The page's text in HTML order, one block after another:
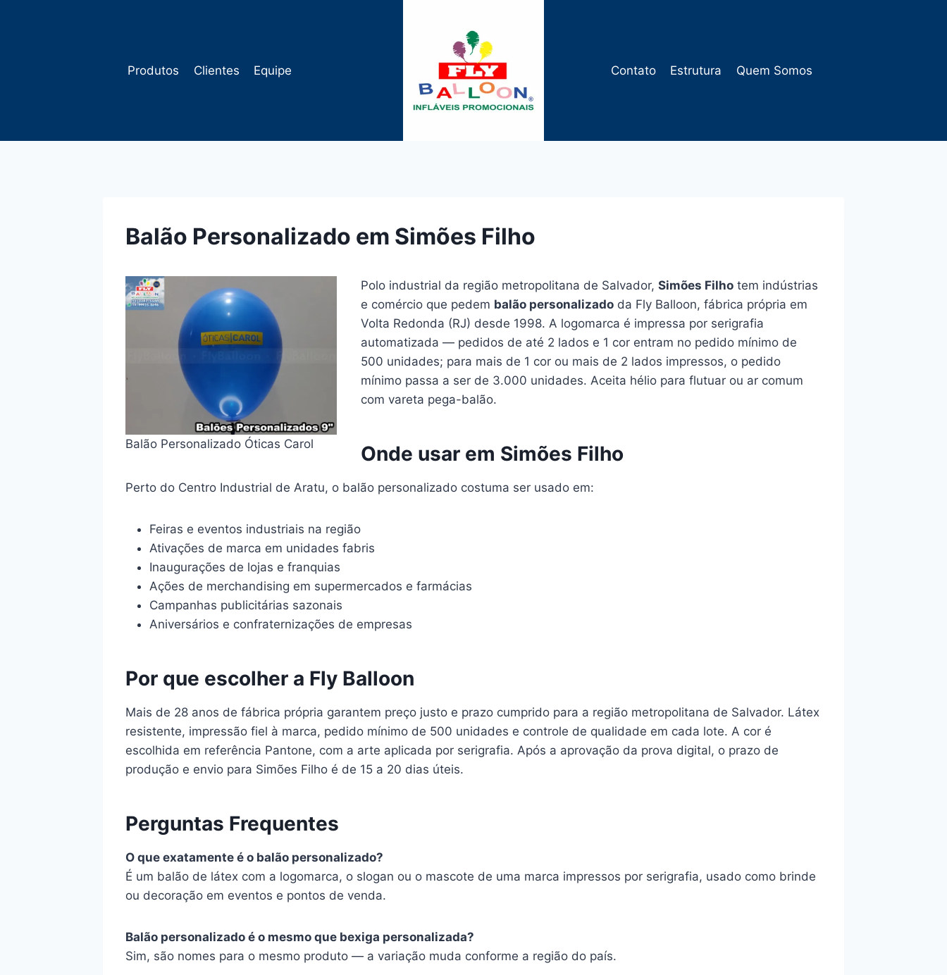
Produtos Clientes Equipe Contato Estrutura Quem Somos
Balão Personalizado em Simões Filho
Balão Personalizado Óticas Carol
Polo industrial da região metropolitana de Salvador, Simões Filhotem indústrias
e comércio que pedem balão personalizadoda Fly Balloon, fábrica própria em
Volta Redonda (RJ) desde 1998. A logomarca é impressa por serigrafia
automatizada — pedidos de até 2 lados e 1 cor entram no pedido mínimo de
500 unidades; para mais de 1 cor ou mais de 2 lados impressos, o pedido
mínimo passa a ser de 3.000 unidades. Aceita hélio para flutuar ou ar comum
com vareta pega-balão.
Onde usar em Simões Filho
Perto do Centro Industrial de Aratu, o balão personalizado costuma ser usado em:
Feiras e eventos industriais na região
Ativações de marca em unidades fabris
Inaugurações de lojas e franquias
Ações de merchandising em supermercados e farmácias
Campanhas publicitárias sazonais
Aniversários e confraternizações de empresas
Por que escolher a Fly Balloon
Mais de 28 anos de fábrica própria garantem preço justo e prazo cumprido para a região metropolitana de Salvador. Látex
resistente, impressão fiel à marca, pedido mínimo de 500 unidades e controle de qualidade em cada lote. A cor é
escolhida em referência Pantone, com a arte aplicada por serigrafia. Após a aprovação da prova digital, o prazo de
produção e envio para Simões Filho é de 15 a 20 dias úteis.
Perguntas Frequentes
O que exatamente é o balão personalizado?
É um balão de látex com a logomarca, o slogan ou o mascote de uma marca impressos por serigrafia, usado como brinde
ou decoração em eventos e pontos de venda.
Balão personalizado é o mesmo que bexiga personalizada?
Sim, são nomes para o mesmo produto — a variação muda conforme a região do país.